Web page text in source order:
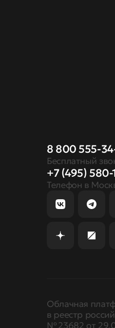
8 800 555-
Бесплатный
+7 (495) 580-
Телефон в
Облачная
в реестр
№ 23682 от